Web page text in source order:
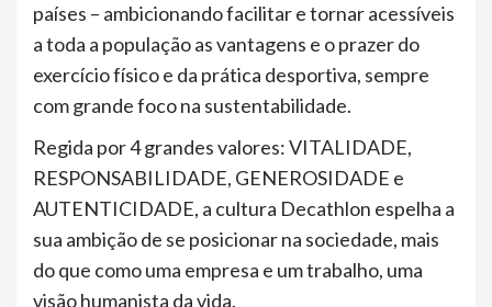
países – ambicionando facilitar e tornar acessíveis
a toda a população as vantagens e o prazer do
exercício físico e da prática desportiva, sempre
com grande foco na sustentabilidade.
Regida por 4 grandes valores: VITALIDADE,
RESPONSABILIDADE, GENEROSIDADE e
AUTENTICIDADE, a cultura Decathlon espelha a
sua ambição de se posicionar na sociedade, mais
do que como uma empresa e um trabalho, uma
visão humanista da vida.